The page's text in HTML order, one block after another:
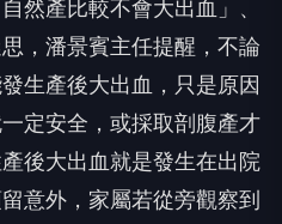
然產比較不會大出血」、
，潘景賓主任提醒，不論
生產後大出血，只是原因
定安全，或採取剖腹產才
後大出血就是發生在出院
意外，家屬若從旁觀察到